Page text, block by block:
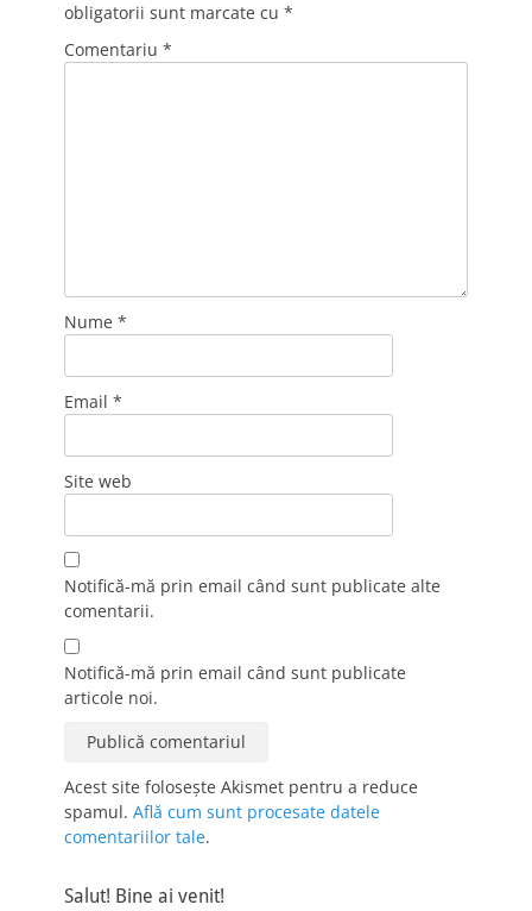
obligatorii sunt marcate cu *
Comentariu *
Nume *
Email *
Site web
Notifică-mă prin email când sunt publicate alte
comentarii.
Notifică-mă prin email când sunt publicate
articole noi.
Acest site folosește Akismet pentru a reduce
spamul. Află cum sunt procesate datele
comentariilor tale.
Salut! Bine ai venit!